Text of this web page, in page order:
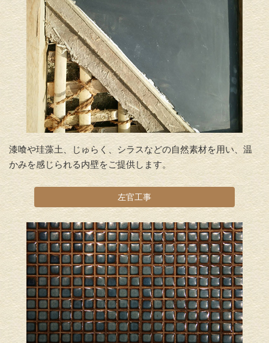
漆喰や珪藻土、じゅらく、シラスなどの自然素材を用い、温
かみを感じられる内壁をご提供します。
左官工事